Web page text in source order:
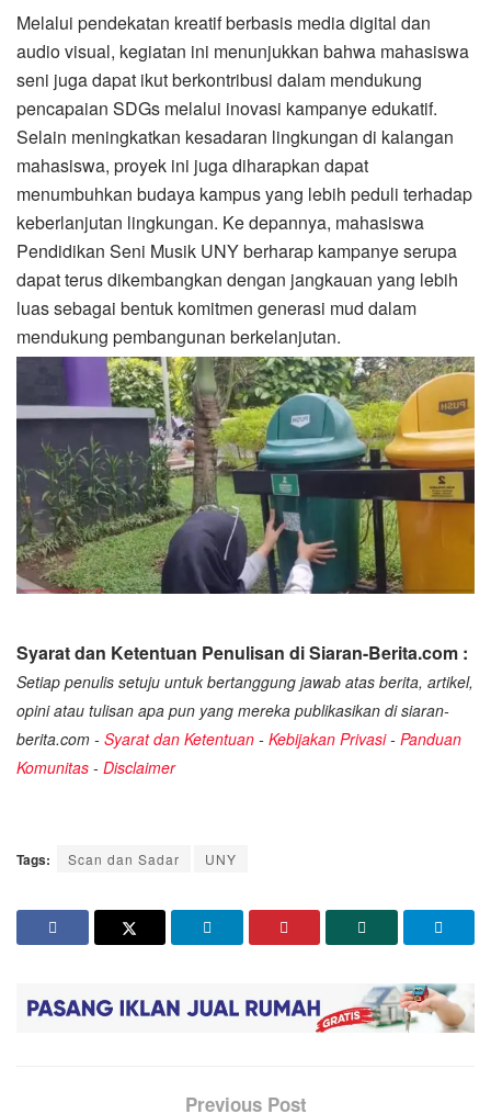
Melalui pendekatan kreatif berbasis media digital dan
audio visual, kegiatan ini menunjukkan bahwa mahasiswa
seni juga dapat ikut berkontribusi dalam mendukung
pencapaian SDGs melalui inovasi kampanye edukatif.
Selain meningkatkan kesadaran lingkungan di kalangan
mahasiswa, proyek ini juga diharapkan dapat
menumbuhkan budaya kampus yang lebih peduli terhadap
keberlanjutan lingkungan. Ke depannya, mahasiswa
Pendidikan Seni Musik UNY berharap kampanye serupa
dapat terus dikembangkan dengan jangkauan yang lebih
luas sebagai bentuk komitmen generasi mud dalam
mendukung pembangunan berkelanjutan.
Syarat dan Ketentuan Penulisan di Siaran-Berita.com :
Setiap penulis setuju untuk bertanggung jawab atas berita, artikel,
opini atau tulisan apa pun yang mereka publikasikan di siaran-
berita.com - Syarat dan Ketentuan - Kebijakan Privasi- Panduan
Komunitas - Disclaimer
Tags: Scan dan Sadar UNY
Previous Post